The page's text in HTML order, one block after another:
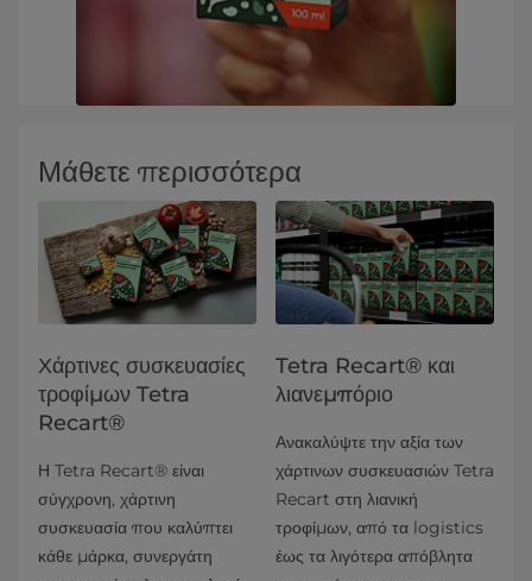
Μάθετε περισσότερα
Χάρτινες συσκευασίες
τροφίμων Tetra
Recart®
Η Tetra Recart® είναι
σύγχρονη, χάρτινη
συσκευασία που καλύπτει
κάθε μάρκα, συνεργάτη
Tetra Recart® και
λιανεμπόριο
Ανακαλύψτε την αξία των
χάρτινων συσκευασιών Tetra
Recart στη λιανική
τροφίμων, από τα logistics
έως τα λιγότερα απόβλητα